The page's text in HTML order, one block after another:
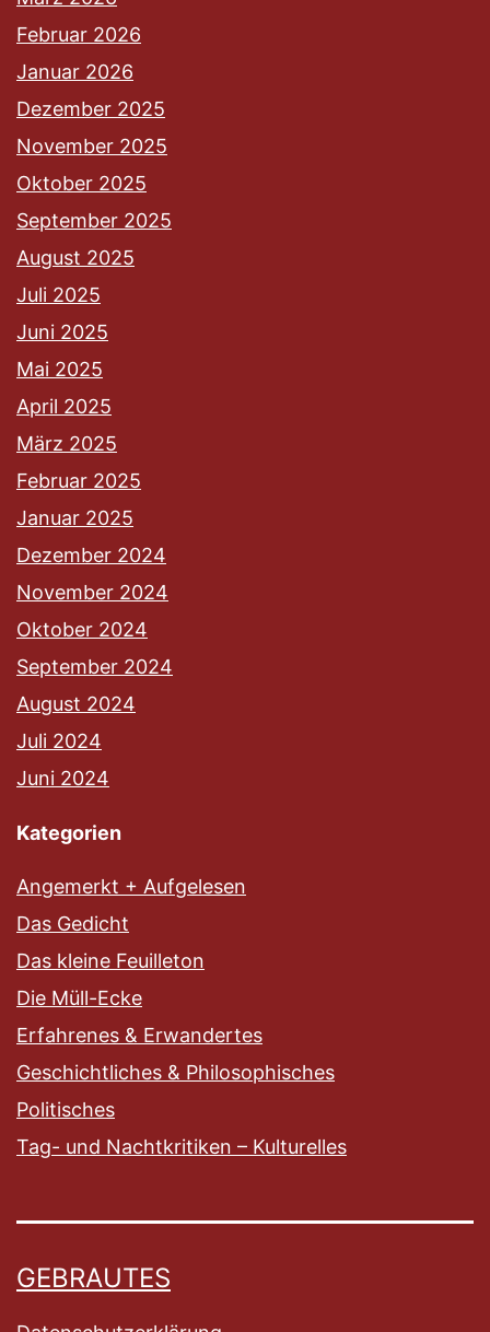
Februar 2026
Januar 2026
Dezember 2025
November 2025
Oktober 2025
September 2025
August 2025
Juli 2025
Juni 2025
Mai 2025
April 2025
März 2025
Februar 2025
Januar 2025
Dezember 2024
November 2024
Oktober 2024
September 2024
August 2024
Juli 2024
Juni 2024
Kategorien
Angemerkt + Aufgelesen
Das Gedicht
Das kleine Feuilleton
Die Müll-Ecke
Erfahrenes & Erwandertes
Geschichtliches & Philosophisches
Politisches
Tag- und Nachtkritiken – Kulturelles
GEBRAUTES